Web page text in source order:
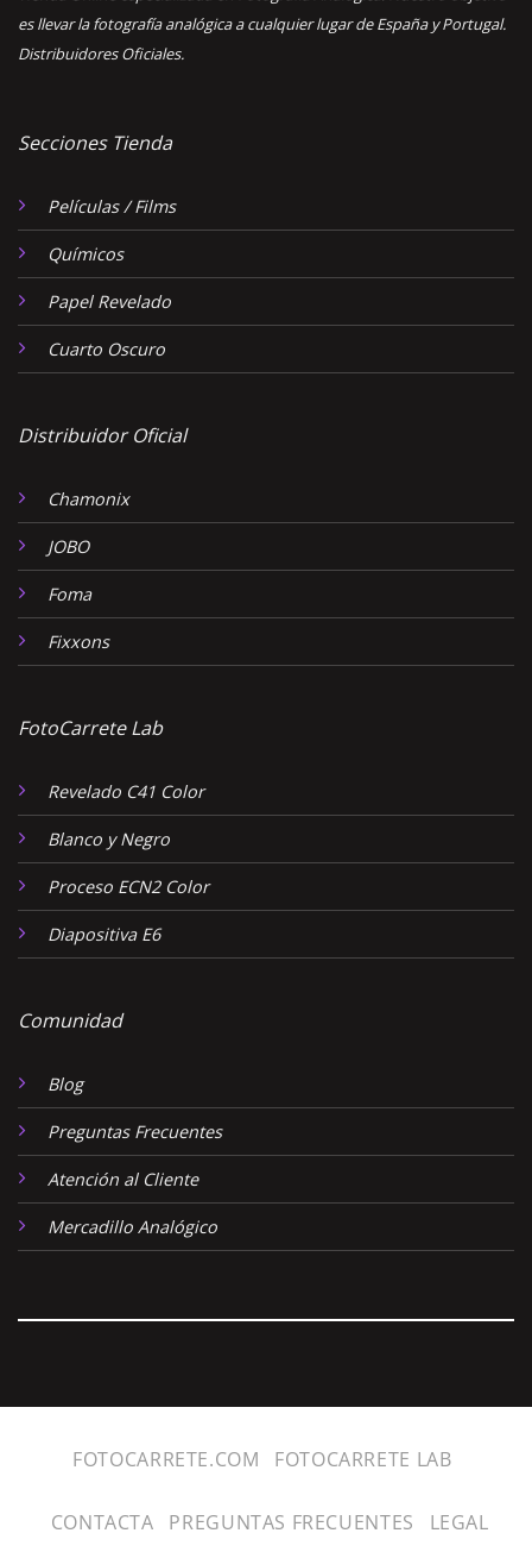
es llevar la fotografía analógica a cualquier lugar de España y Portugal.
Distribuidores Oficiales.
Secciones Tienda
Películas / Films
Químicos
Papel Revelado
Cuarto Oscuro
Distribuidor Oficial
Chamonix
JOBO
Foma
Fixxons
FotoCarrete Lab
Revelado C41 Color
Blanco y Negro
Proceso ECN2 Color
Diapositiva E6
Comunidad
Blog
Preguntas Frecuentes
Atención al Cliente
Mercadillo Analógico
FOTOCARRETE.COM FOTOCARRETE LAB
CONTACTA PREGUNTAS FRECUENTES LEGAL